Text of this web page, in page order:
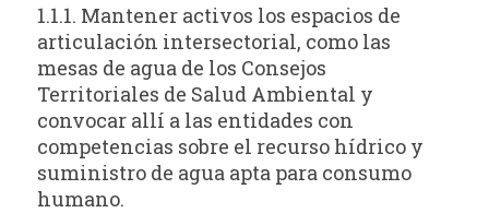
1.1.1. Mantener activos los espacios de
articulación intersectorial, como las
mesas de agua de los Consejos
Territoriales de Salud Ambiental y
convocar allí a las entidades con
competencias sobre el recurso hídrico y
suministro de agua apta para consumo
humano.